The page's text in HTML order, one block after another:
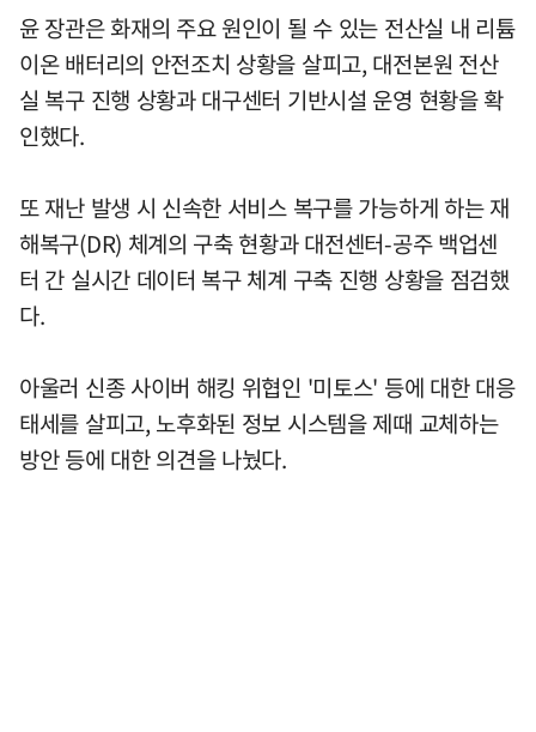
윤 장관은 화재의 주요 원인이 될 수 있는 전산실 내 리튬
이온 배터리의 안전조치 상황을 살피고, 대전본원 전산
실 복구 진행 상황과 대구센터 기반시설 운영 현황을 확
인했다.
또 재난 발생 시 신속한 서비스 복구를 가능하게 하는 재
해복구(DR) 체계의 구축 현황과 대전센터-공주 백업센
터 간 실시간 데이터 복구 체계 구축 진행 상황을 점검했
다.
아울러 신종 사이버 해킹 위협인 '미토스' 등에 대한 대응
태세를 살피고, 노후화된 정보 시스템을 제때 교체하는
방안 등에 대한 의견을 나눴다.